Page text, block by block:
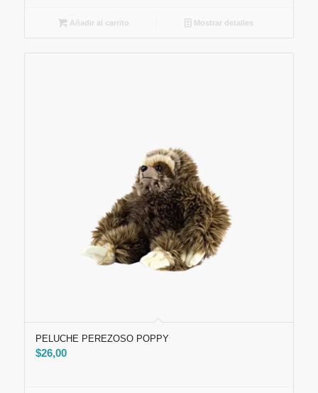
Añadir al carrito Mostrar detalles
PELUCHE PEREZOSO POPPY
$26,00